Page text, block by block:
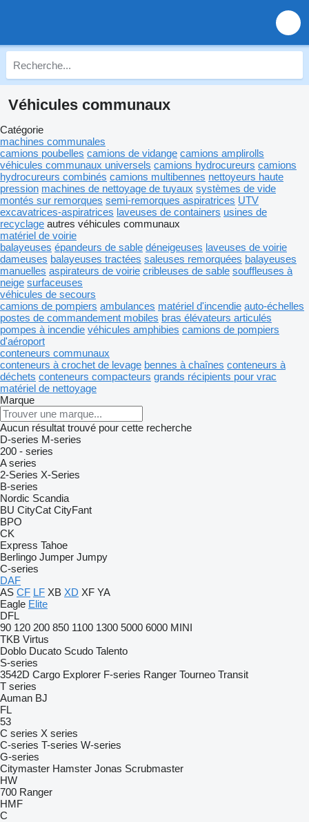
Véhicules communaux
Catégorie
machines communales
camions poubelles camions de vidange camions amplirolls
véhicules communaux universels camions hydrocureurs camions
hydrocureurs combinés camions multibennes nettoyeurs haute
pression machines de nettoyage de tuyaux systèmes de vide
montés sur remorques semi-remorques aspiratrices UTV
excavatrices-aspiratrices laveuses de containers usines de
recyclage autres véhicules communaux
matériel de voirie
balayeuses épandeurs de sable déneigeuses laveuses de voirie
dameuses balayeuses tractées saleuses remorquées balayeuses
manuelles aspirateurs de voirie cribleuses de sable souffleuses à
neige surfaceuses
véhicules de secours
camions de pompiers ambulances matériel d'incendie auto-échelles
postes de commandement mobiles bras élévateurs articulés
pompes à incendie véhicules amphibies camions de pompiers
d'aéroport
conteneurs communaux
conteneurs à crochet de levage bennes à chaînes conteneurs à
déchets conteneurs compacteurs grands récipients pour vrac
matériel de nettoyage
Marque
Aucun résultat trouvé pour cette recherche
D-series M-series
200 - series
A series
2-Series X-Series
B-series
Nordic Scandia
BU CityCat CityFant
BPO
CK
Express Tahoe
Berlingo Jumper Jumpy
C-series
DAF
AS CF LF XB XD XF YA
Eagle Elite
DFL
90 120 200 850 1100 1300 5000 6000 MINI
TKB Virtus
Doblo Ducato Scudo Talento
S-series
3542D Cargo Explorer F-series Ranger Tourneo Transit
T series
Auman BJ
FL
53
C series X series
C-series T-series W-series
G-series
Citymaster Hamster Jonas Scrubmaster
HW
700 Ranger
HMF
C